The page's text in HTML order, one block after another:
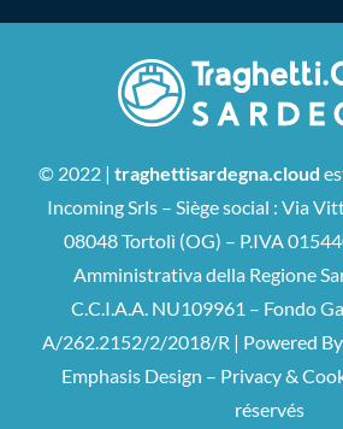
© 2022 | traghettisardegna.cloud
Incoming Srls – Siège social : Via
08048 Tortolì (OG) – P.IVA
Amministrativa della Regione
C.C.I.A.A. NU109961 – Fondo
A/262.2152/2/2018/R | Powered By
EmphasisDesign – Privacy &
réservés